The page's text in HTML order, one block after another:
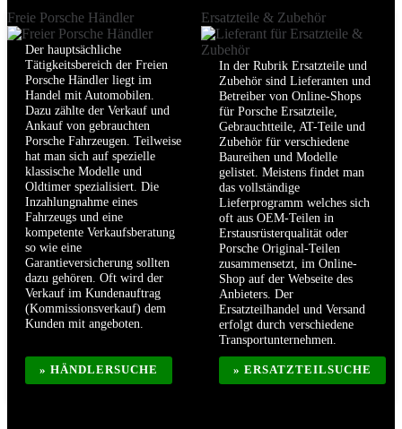
Freie Porsche Händler
Der hauptsächliche
Tätigkeitsbereich der Freien
Porsche Händler liegt im
Handel mit Automobilen.
Dazu zählte der Verkauf und
Ankauf von gebrauchten
Porsche Fahrzeugen. Teilweise
hat man sich auf spezielle
klassische Modelle und
Oldtimer spezialisiert. Die
Inzahlungnahme eines
Fahrzeugs und eine
kompetente Verkaufsberatung
so wie eine
Garantieversicherung sollten
dazu gehören. Oft wird der
Verkauf im Kundenauftrag
(Kommissionsverkauf) dem
Kunden mit angeboten.
» HÄNDLERSUCHE
Ersatzteile & Zubehör
In der Rubrik Ersatzteile und
Zubehör sind Lieferanten und
Betreiber von Online-Shops
für Porsche Ersatzteile,
Gebrauchtteile, AT-Teile und
Zubehör für verschiedene
Baureihen und Modelle
gelistet. Meistens findet man
das vollständige
Lieferprogramm welches sich
oft aus OEM-Teilen in
Erstausrüsterqualität oder
Porsche Original-Teilen
zusammensetzt, im Online-
Shop auf der Webseite des
Anbieters. Der
Ersatzteilhandel und Versand
erfolgt durch verschiedene
Transportunternehmen.
» ERSATZTEILSUCHE